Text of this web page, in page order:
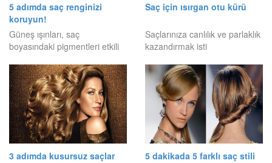
5 adımda saç renginizi
koruyun!
Güneş ışınları, saç
boyasındaki pigmentleri etkili
Saç için ısırgan otu kürü
Saçlarınıza canlılık ve parlaklık
kazandırmak isti
3 adımda kusursuz saçlar 5 dakikada 5 farklı saç stili